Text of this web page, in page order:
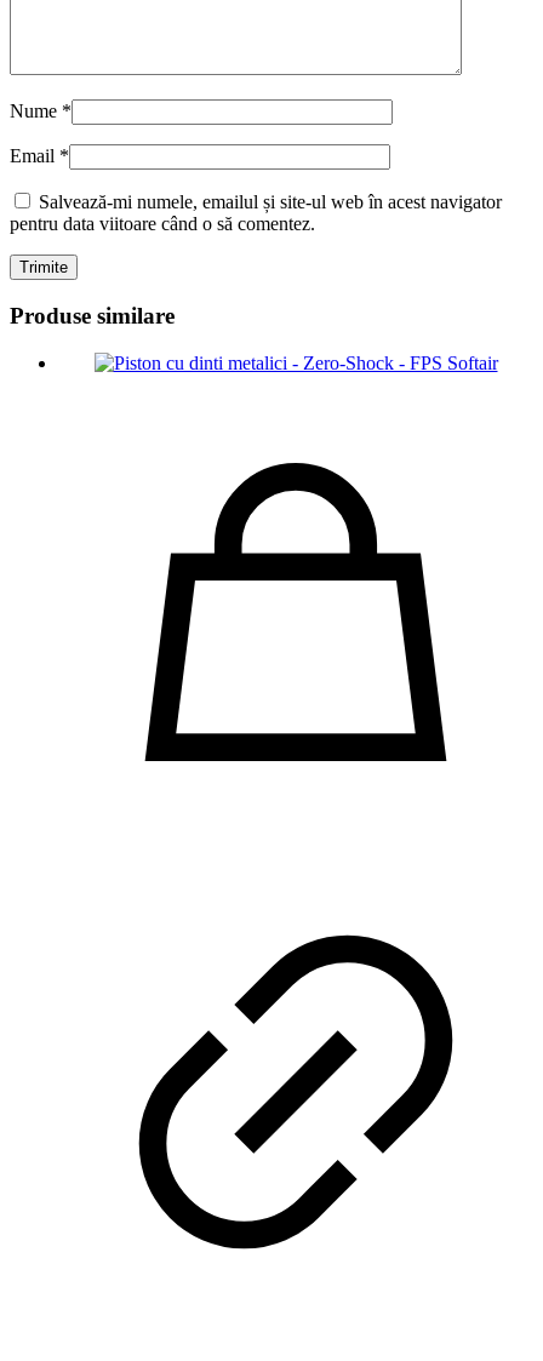
Nume *
Email *
Salvează-mi numele, emailul și site-ul web în acest navigator
pentru data viitoare când o să comentez.
Produse similare